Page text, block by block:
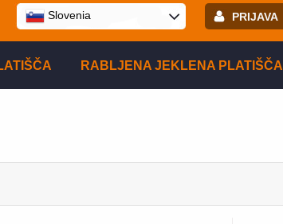
PRIJAVA
Registracija
Slovenia
RABLJENA JEKLENA PLATIŠČA